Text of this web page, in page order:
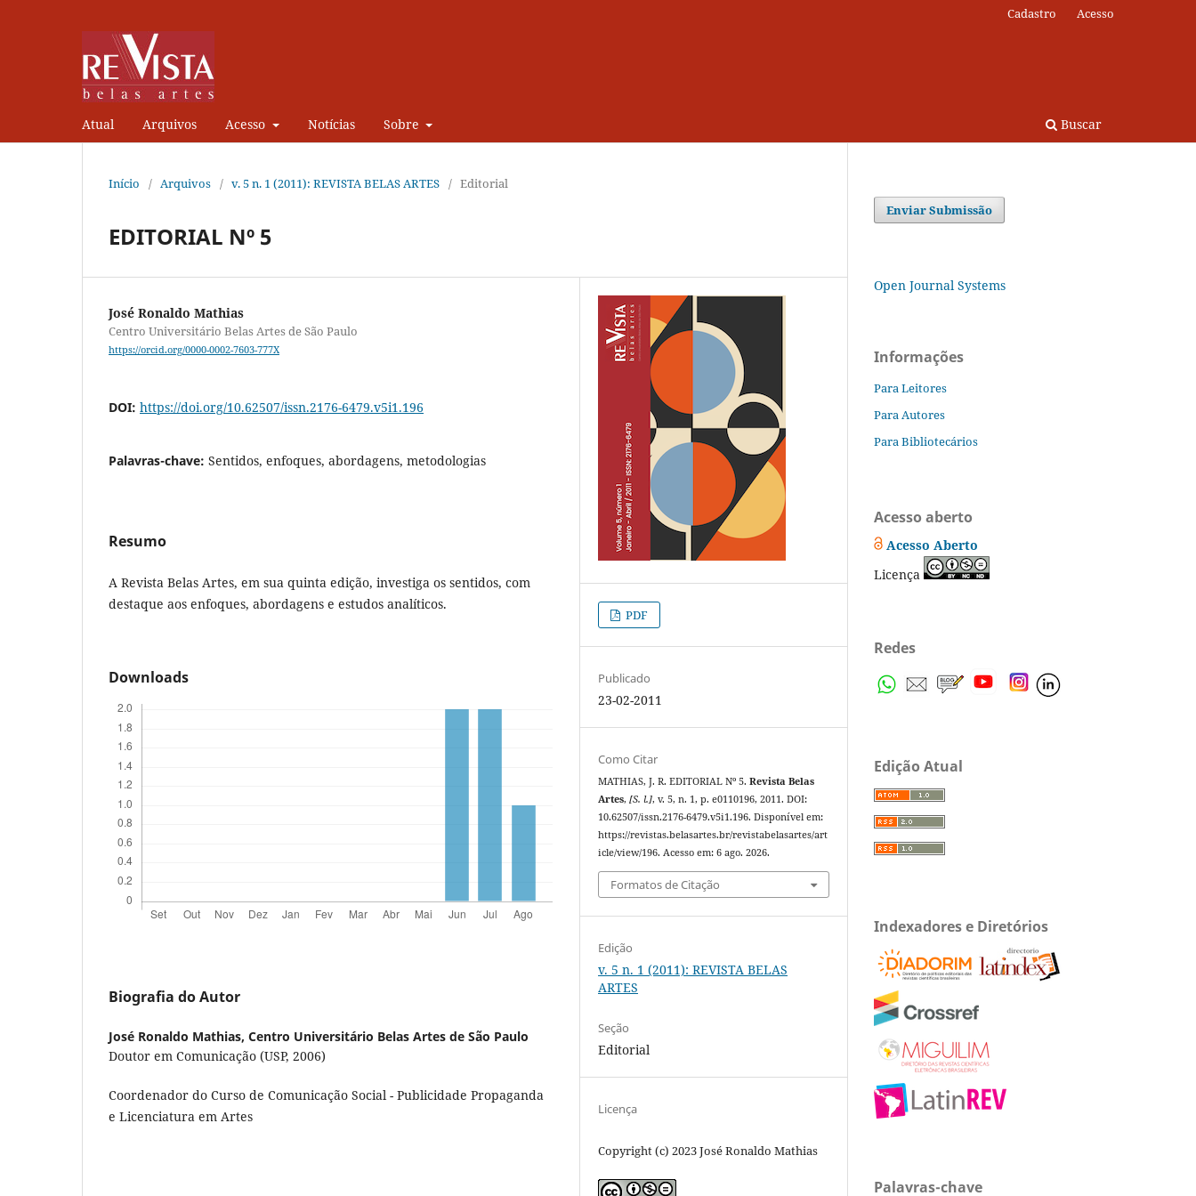
Atual Arquivos Acesso Notícias Sobre Buscar
Cadastro Acesso
Início / Arquivos / v. 5 n. 1 (2011): REVISTA BELAS ARTES / Editorial
EDITORIAL Nº 5
José Ronaldo Mathias
Centro Universitário Belas Artes de São Paulo
https://orcid.org/0000-0002-7603-777X
DOI: https://doi.org/10.62507/issn.2176-6479.v5i1.196
Palavras-chave: Sentidos, enfoques, abordagens, metodologias
Resumo
A Revista Belas Artes, em sua quinta edição, investiga os sentidos, com
destaque aos enfoques, abordagens e estudos analíticos.
Downloads
Biografia do Autor
José Ronaldo Mathias, Centro Universitário Belas Artes de São Paulo
Doutor em Comunicação (USP, 2006)
Coordenador do Curso de Comunicação Social - Publicidade Propaganda
e Licenciatura em Artes
PDF
Publicado
23-02-2011
Como Citar
MATHIAS, J. R. EDITORIAL Nº 5.Revista Belas
Artes,[S. l.], v. 5, n. 1, p. e0110196, 2011. DOI:
10.62507/issn.2176-6479.v5i1.196. Disponível em:
https://revistas.belasartes.br/revistabelasartes/art
icle/view/196. Acesso em: 6 ago. 2026.
Formatos de Citação
Edição
v. 5 n. 1 (2011): REVISTA BELAS
ARTES
Seção
Editorial
Licença
Copyright (c) 2023 José Ronaldo Mathias
Enviar Submissão
Open Journal Systems
Informações
Para Leitores
Para Autores
Para Bibliotecários
Acesso aberto
Acesso Aberto
Licença
Redes
Edição Atual
Indexadores e Diretórios
Palavras-chave